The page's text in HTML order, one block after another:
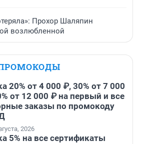
Прохор Шаляпин
возлюбленной
20% от 4 000 ₽, 30% от 7 000
от 12 000 ₽ на первый и все
заказы по промокоду
2026
5% на все сертификаты